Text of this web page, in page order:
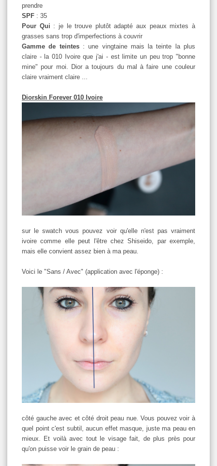
prendre
SPF : 35
Pour Qui : je le trouve plutôt adapté aux peaux mixtes à
grasses sans trop d'imperfections à couvrir
Gamme de teintes: une vingtaine mais la teinte la plus
claire - la 010 Ivoire que j'ai - est limite un peu trop "bonne
mine" pour moi. Dior a toujours du mal à faire une couleur
claire vraiment claire ...
Diorskin Forever 010 Ivoire
sur le swatch vous pouvez voir qu'elle n'est pas vraiment
ivoire comme elle peut l'être chez Shiseido, par exemple,
mais elle convient assez bien à ma peau.
Voici le "Sans / Avec" (application avec l'éponge) :
côté gauche avec et côté droit peau nue. Vous pouvez voir à
quel point c'est subtil, aucun effet masque, juste ma peau en
mieux. Et voilà avec tout le visage fait, de plus près pour
qu'on puisse voir le grain de peau :